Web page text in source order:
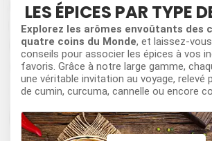
LES ÉPICES PAR TYPE
Explorez les arômes envoûtants des
quatre coins du Monde, et laissez-
conseils pour associer les épices à vos
favoris. Grâce à notre large gamme,
une véritable invitation au voyage, relevé
de cumin, curcuma, cannelle ou encore